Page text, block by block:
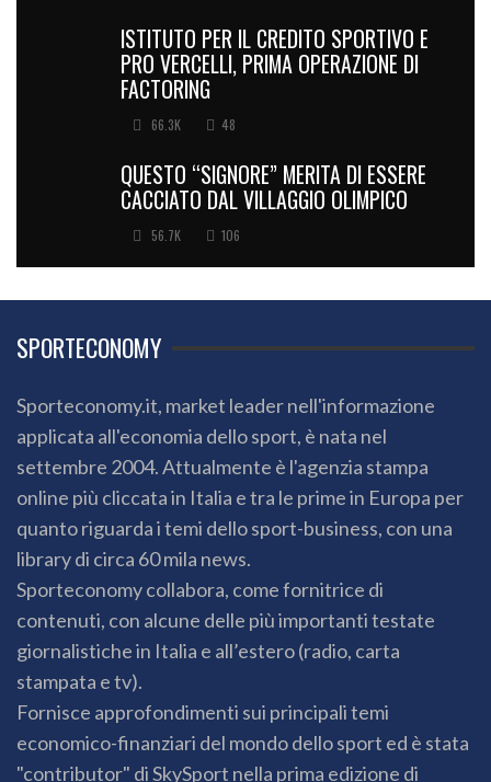
ISTITUTO PER IL CREDITO SPORTIVO E
PRO VERCELLI, PRIMA OPERAZIONE DI
FACTORING
66.3K 48
QUESTO “SIGNORE” MERITA DI ESSERE
CACCIATO DAL VILLAGGIO OLIMPICO
56.7K 106
SPORTECONOMY
Sporteconomy.it, market leader nell'informazione
applicata all'economia dello sport, è nata nel
settembre 2004. Attualmente è l'agenzia stampa
online più cliccata in Italia e tra le prime in Europa per
quanto riguarda i temi dello sport-business, con una
library di circa 60 mila news.
Sporteconomy collabora, come fornitrice di
contenuti, con alcune delle più importanti testate
giornalistiche in Italia e all’estero (radio, carta
stampata e tv).
Fornisce approfondimenti sui principali temi
economico-finanziari del mondo dello sport ed è stata
"contributor" di SkySport nella prima edizione di